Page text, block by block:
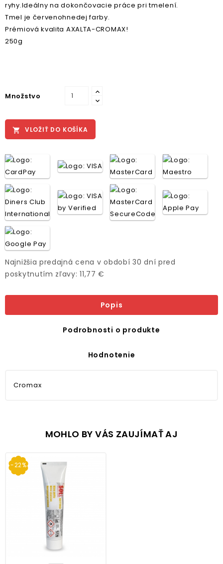
ryhy.Ideálny na dokončovacie práce pri tmelení.
Tmel je červenohnedej farby.
Prémiová kvalita AXALTA-CROMAX!
250g
Množstvo
 VLOŽIŤ DO KOŠÍKA
Najnižšia predajná cena v období 30 dní pred
poskytnutím zľavy: 11,77 €
Popis
Podrobnosti o produkte
Hodnotenie
Cromax
MOHLO BY VÁS ZAUJÍMAŤ AJ
-22%